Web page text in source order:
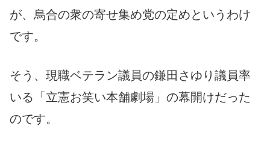
が、烏合の衆の寄せ集め党の定めというわけ
です。
そう、現職ベテラン議員の鎌田さゆり議員率
いる「立憲お笑い本舗劇場」の幕開けだった
のです。